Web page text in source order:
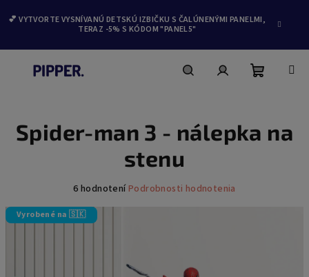
obsah
💕 VYTVORTE VYSNÍVANÚ DETSKÚ IZBIČKU S ČALÚNENÝMI PANELMI,
TERAZ -5% S KÓDOM "PANEL5"
košík
Spider-man 3 - nálepka na
stenu
produktu
6 hodnoteníPodrobnosti hodnotenia
Vyrobené na 🇸🇰